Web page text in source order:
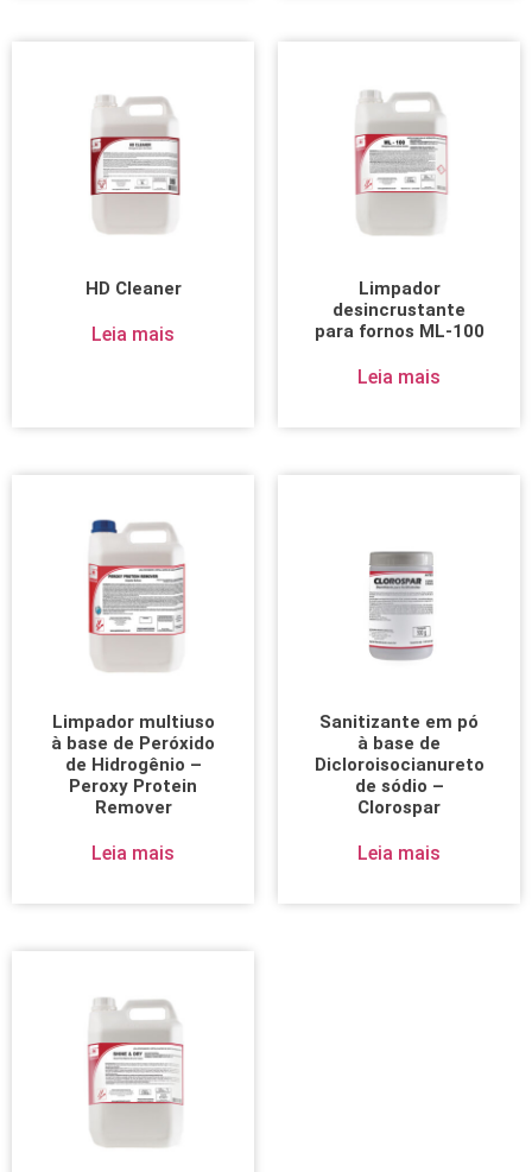
HD Cleaner
Leia mais
Limpador
desincrustante
para fornos ML-100
Leia mais
Limpador multiuso
à base de Peróxido
de Hidrogênio –
Peroxy Protein
Remover
Leia mais
Sanitizante em pó
à base de
Dicloroisocianureto
de sódio –
Clorospar
Leia mais